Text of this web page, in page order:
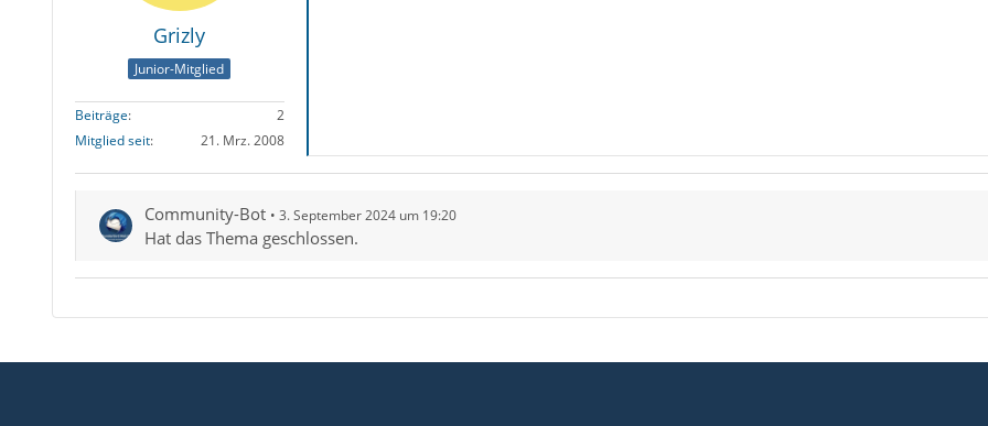
Grizly
Junior-Mitglied
Beiträge
2
Mitglied seit
21. Mrz. 2008
Community-Bot 3. September 2024 um 19:20
Hat das Thema geschlossen.